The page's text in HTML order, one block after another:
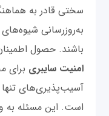
سختی قادر به
به‌روز‌رسانی شیوه‌های
باشند. حصول
امنیت سایبری برای
آسیب‌پذیری‌های
است. این مسئله به